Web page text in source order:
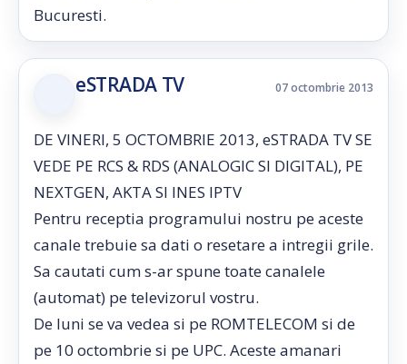
Bucuresti.
eSTRADA TV 07 octombrie 2013
DE VINERI, 5 OCTOMBRIE 2013, eSTRADA TV SE
VEDE PE RCS & RDS (ANALOGIC SI DIGITAL), PE
NEXTGEN, AKTA SI INES IPTV
Pentru receptia programului nostru pe aceste
canale trebuie sa dati o resetare a intregii grile.
Sa cautati cum s-ar spune toate canalele
(automat) pe televizorul vostru.
De luni se va vedea si pe ROMTELECOM si de
pe 10 octombrie si pe UPC. Aceste amanari